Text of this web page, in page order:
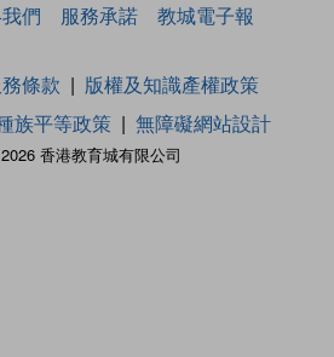
們 服務承諾 教城電子報
香港教育城有限公司
條款
版權及知識產權政策
族平等政策 無障礙網站設計